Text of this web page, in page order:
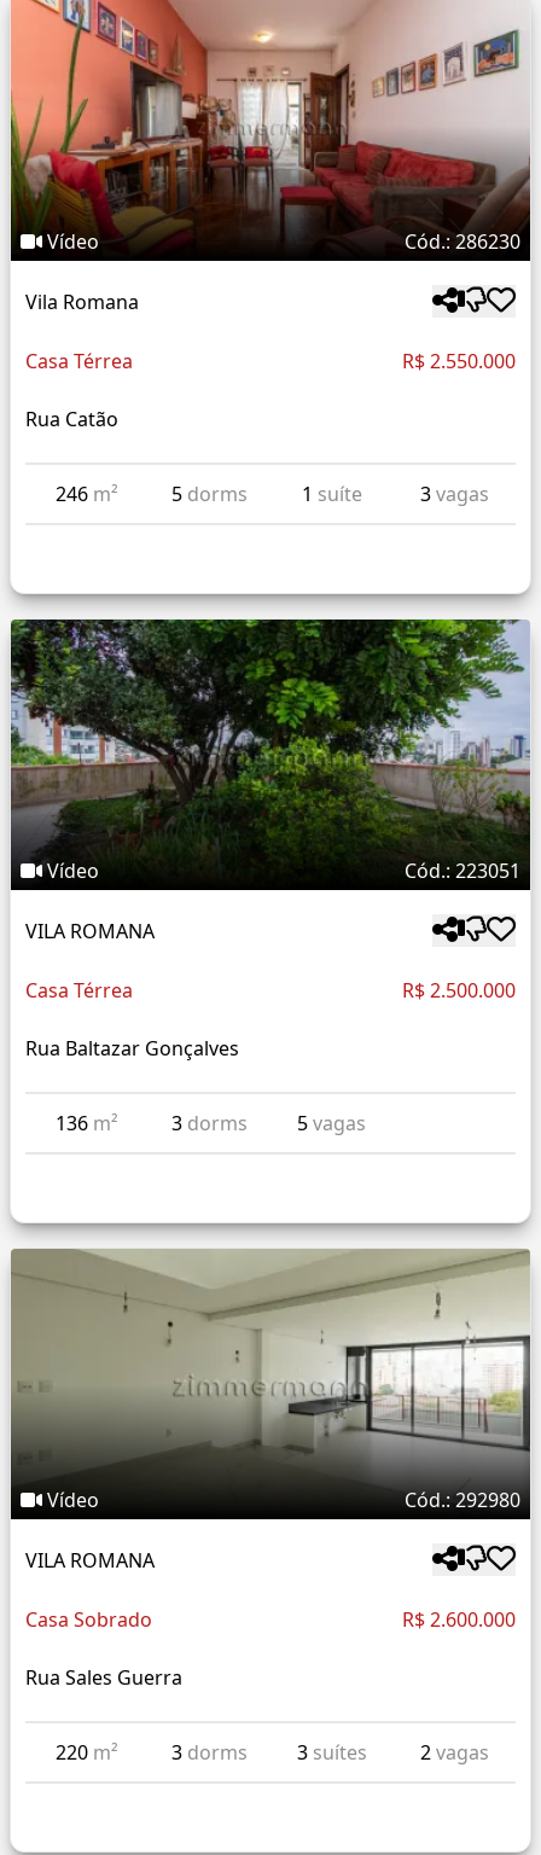
Vídeo Cód.: 286230
Vila Romana
Casa Térrea R$ 2.550.000
Rua Catão
246 m² 5 dorms 1 suíte 3vagas
Vídeo Cód.: 223051
VILA ROMANA
Casa Térrea R$ 2.500.000
Rua Baltazar Gonçalves
136 m² 3 dorms 5vagas
Vídeo Cód.: 292980
VILA ROMANA
Casa Sobrado R$ 2.600.000
Rua Sales Guerra
220 m² 3 dorms 3 suítes 2vagas